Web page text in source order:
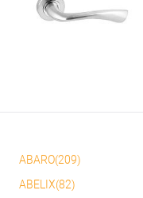
ABARO(209)
ABELIX(82)